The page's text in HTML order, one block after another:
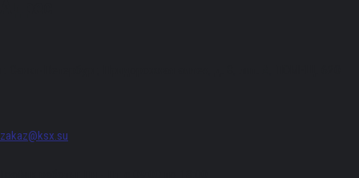
zakaz@ksx.su